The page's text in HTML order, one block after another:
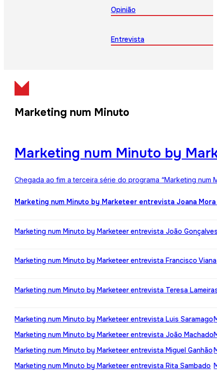
Opinião
Entrevista
Marketing num Minuto
Marketing num Minuto by
Chegada ao fim a terceira série do programa “Marketing
Marketing num Minuto by Marketeer entrevista Joana
Marketing num Minuto by Marketeer entrevista João
Marketing num Minuto by Marketeer entrevista Francisco Viana
Marketing num Minuto by Marketeer entrevista Teresa
Marketing num Minuto by Marketeer entrevista Luis Saramago
Marketing num Minuto by Marketeer entrevista João Machado
Marketing num Minuto by Marketeer entrevista Miguel Ganhão
Marketing num Minuto by Marketeer entrevista Rita Sambado